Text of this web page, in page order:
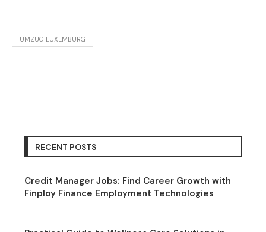
UMZUG LUXEMBURG
RECENT POSTS
Credit Manager Jobs: Find Career Growth with
Finploy Finance Employment Technologies